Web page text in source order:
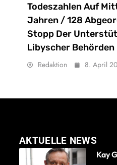
Todeszahlen Auf
Jahren / 128
Stopp Der
Libyscher Behörden
Redaktion 8. April
AKTUELLE NEWS
Kay